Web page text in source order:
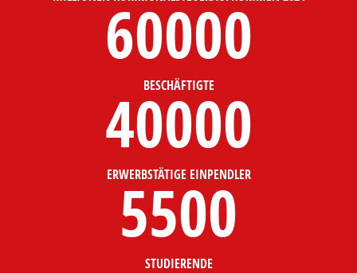
60000
BESCHÄFTIGTE
40000
ERWERBSTÄTIGE EINPENDLER
5500
STUDIERENDE